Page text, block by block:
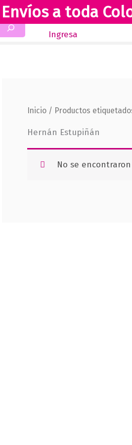
Envíos a toda
Inicio Novedades
Ingresa
Inicio / Productos
Hernán Estupiñán
No se